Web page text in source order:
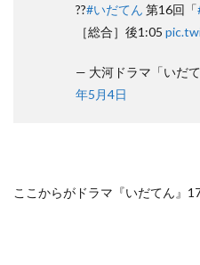
??#いだてん 第16回「
［総合］後1:05
— 大河ドラマ「いだ
年5月4日
ここからがドラマ『いだてん』